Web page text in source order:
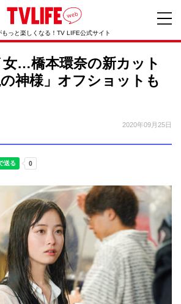
もっと楽しくなる！TV LIFE公式サイト
…橋本環奈の新カット
神様」オフショットも
2020年09月25日